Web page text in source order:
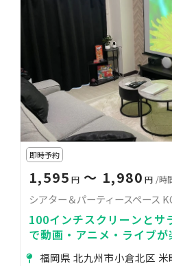
即時予約
1,595 円〜 1,980 円 /時
シアター＆パーティースペース
100インチスクリーンとサ
で動画・アニメ・ライブ
満足スペース！
福岡県 北九州市小倉北区 米